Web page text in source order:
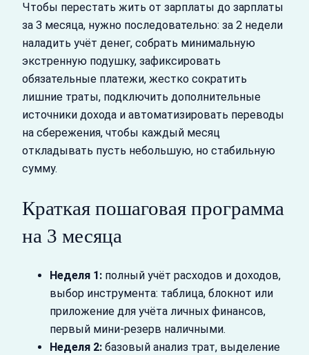
Чтобы перестать жить от зарплаты до зарплаты
за 3 месяца, нужно последовательно: за 2 недели
наладить учёт денег, собрать минимальную
экстренную подушку, зафиксировать
обязательные платежи, жестко сократить
лишние траты, подключить дополнительные
источники дохода и автоматизировать переводы
на сбережения, чтобы каждый месяц
откладывать пусть небольшую, но стабильную
сумму.
Краткая пошаговая программа
на 3 месяца
Неделя 1: полный учёт расходов и доходов,
выбор инструмента: таблица, блокнот или
приложение для учёта личных финансов,
первый мини‑резерв наличными.
Неделя 2: базовый анализ трат, выделение